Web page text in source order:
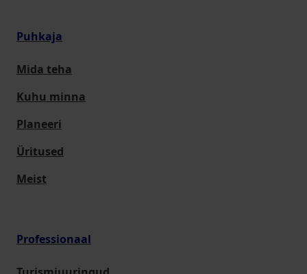
Puhkaja
Mida teha
Kuhu minna
Planeeri
Üritused
Meist
Professionaal